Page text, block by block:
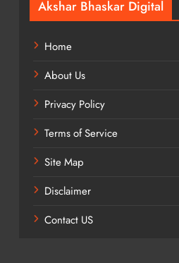
Akshar Bhaskar Digital
Home
About Us
Privacy Policy
Terms of Service
Site Map
Disclaimer
Contact US